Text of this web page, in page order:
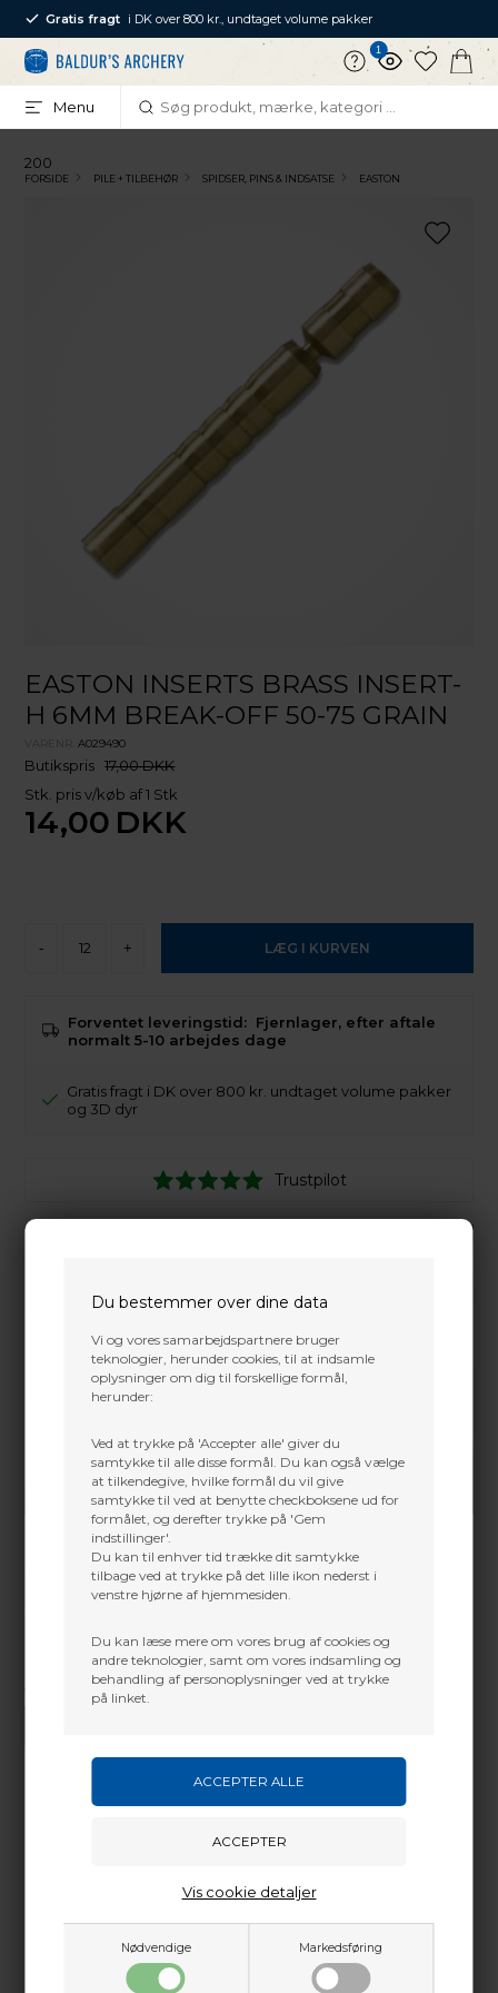
Du bestemmer over dine data
Vi og vores samarbejdspartnere bruger
teknologier, herunder cookies, til at indsamle
oplysninger om dig til forskellige formål,
herunder:
Ved at trykke på 'Accepter alle' giver du
samtykke til alle disse formål. Du kan også vælge
at tilkendegive, hvilke formål du vil give
samtykke til ved at benytte checkboksene ud for
formålet, og derefter trykke på 'Gem
indstillinger'.
Du kan til enhver tid trække dit samtykke
tilbage ved at trykke på det lille ikon nederst i
venstre hjørne af hjemmesiden.
Du kan læse mere om vores brug af cookies og
andre teknologier, samt om vores indsamling og
behandling af personoplysninger ved at trykke
på linket.
Nødvendige Markedsføring
Vis cookie detaljer
Gratis fragt i DK over 800 kr., undtaget volume pakker
1
Menu
200
FORSIDE PILE + TILBEHØR SPIDSER, PINS & INDSATSE EASTON
EASTON INSERTS BRASS INSERT-
H 6MM BREAK-OFF 50-75 GRAIN
A029490
Butikspris 17,00 DKK
Stk. pris v/køb af 1 Stk
14,00 DKK
- +
Forventet leveringstid: Fjernlager, efter aftale
normalt 5-10 arbejdes dage
Gratis fragt i DK over 800 kr. undtaget volume pakker
og 3D dyr
Trustpilot
martin@baldurs-archery.dk
Vi gør vores bedste for at besvare alle henvendelser indenfor 24 timer.
Passer til Easton H-skafter, Bloodline, Aftermath osv
Dette passer godt sammen.